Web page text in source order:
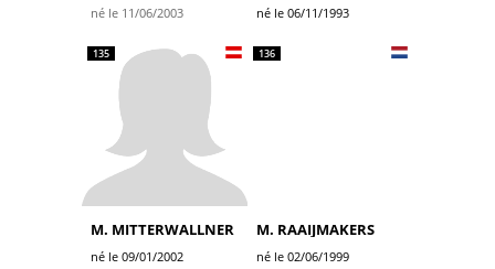
né le 11/06/2003 né le 06/11/1993
135
M. MITTERWALLNER
né le 09/01/2002
136
M. RAAIJMAKERS
né le 02/06/1999